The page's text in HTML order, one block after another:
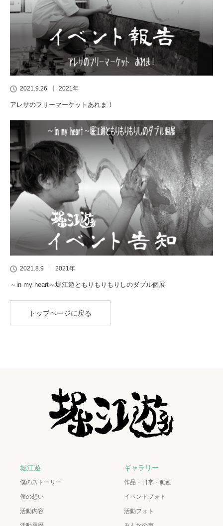
2021.9.26 2021年
アレサのフリーマーケットあれま！
2021.8.9 2021年
～in my heart～堀江遊ともりもりもりしのダブル個展
トップページに戻る
堀江遊
僕のストーリー
僕の想い
活動内容
ギャラリー
作品・日常・動画
イベントフォト
活動フォト